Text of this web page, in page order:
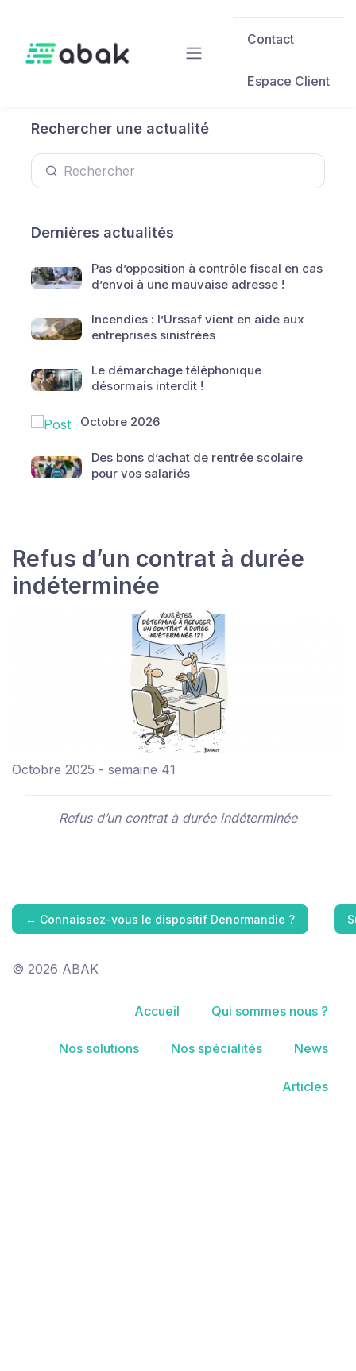
Contact
Espace Client
Rechercher une actualité
Dernières actualités
Pas d’opposition à contrôle fiscal en cas
d’envoi à une mauvaise adresse !
Incendies : l’Urssaf vient en aide aux
entreprises sinistrées
Le démarchage téléphonique
désormais interdit !
Octobre 2026
Des bons d’achat de rentrée scolaire
pour vos salariés
Refus d’un contrat à durée
indéterminée
Octobre 2025 - semaine 41
Refus d’un contrat à durée indéterminée
← Connaissez-vous le dispositif Denormandie ?
© 2026 ABAK
Accueil Qui sommes nous ?
Nos solutions Nos spécialités News
Articles